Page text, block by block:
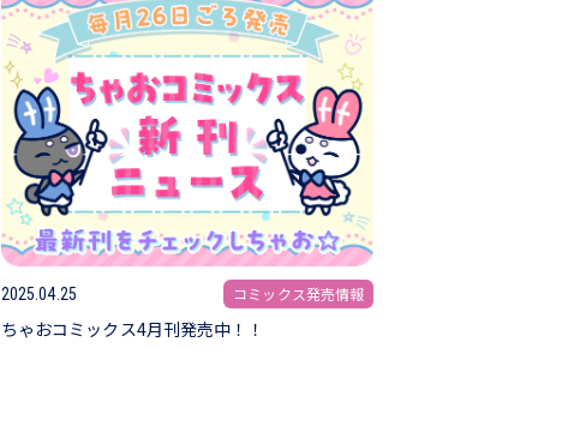
2025.04.25 コミックス発売情報
ちゃおコミックス4月刊発売中！！